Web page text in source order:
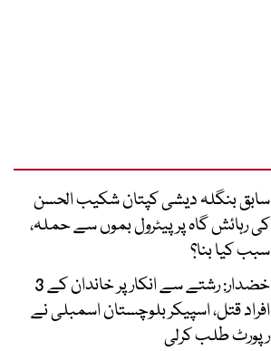
سابق بنگلہ دیشی کپتان شکیب الحسن
کی رہائش گاہ پر پیٹرول بموں سے حملہ،
سبب کیا بنا؟
خضدار: رشتے سے انکار پر خاندان کے 3
افراد قتل، اسپیکر بلوچستان اسمبلی نے
رپورٹ طلب کرلی